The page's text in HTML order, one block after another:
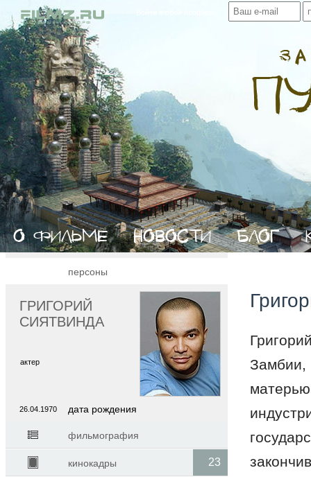
персоны
ГРИГОРИЙ
СИЯТВИНДА
актер
26.04.1970 дата рождения
фильмография
23
кинокадры